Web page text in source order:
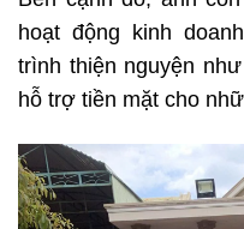
hoạt động kinh
trình thiện nguyện
hỗ trợ tiền mặt cho